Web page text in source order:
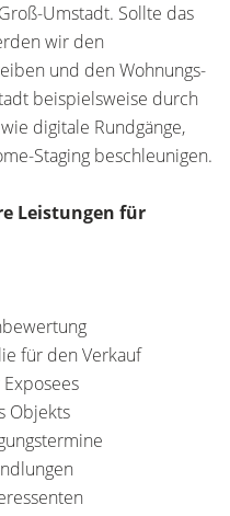
Umstadt. Sollte das
wir den
und den Wohnungs-
beispielsweise durch
digitale Rundgänge,
Staging beschleunigen.
Leistungen für
für den Verkauf
Objekts